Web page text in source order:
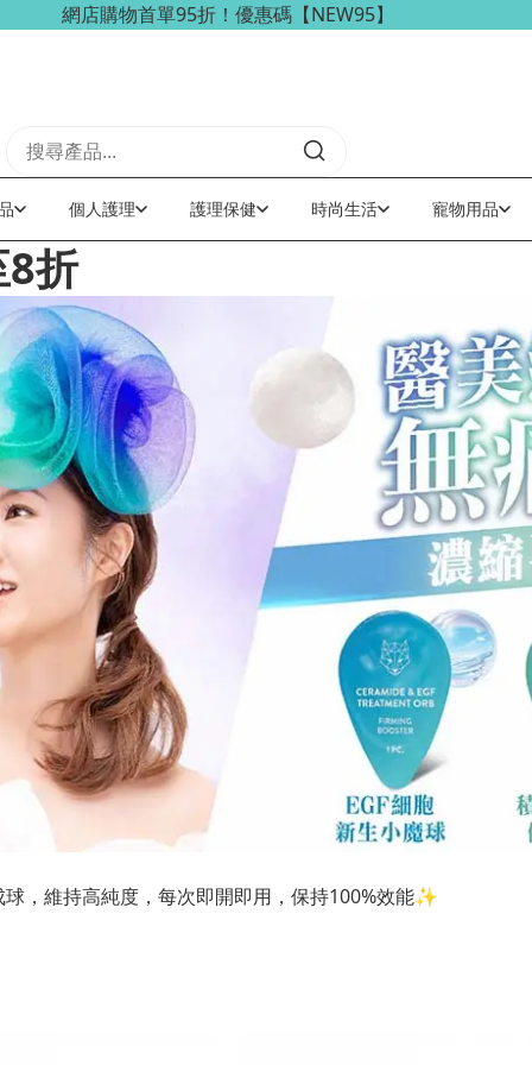
海外訂單可享免稅免運費優惠！
個人護理 護理保健 時尚生活 寵物用品
折
，維持高純度，每次即開即用，保持100%效能✨